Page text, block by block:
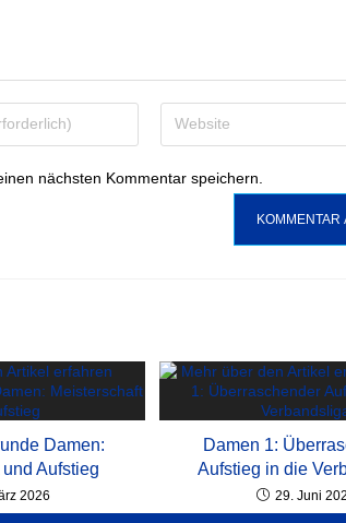
nächsten Kommentar speichern.
Damen:
Aufstieg
2026
Damen 1:
Aufstieg in die
29. Juni